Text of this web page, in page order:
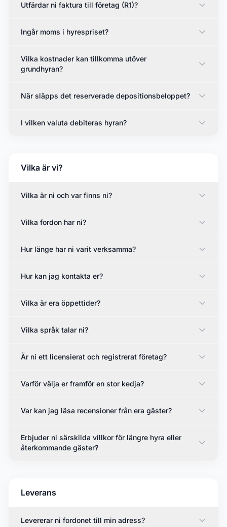
Utfärdar ni faktura till företag (R1)?
Ingår moms i hyrespriset?
Vilka kostnader kan tillkomma utöver
grundhyran?
När släpps det reserverade depositionsbeloppet?
I vilken valuta debiteras hyran?
Vilka är vi?
Vilka är ni och var finns ni?
Vilka fordon har ni?
Hur länge har ni varit verksamma?
Hur kan jag kontakta er?
Vilka är era öppettider?
Vilka språk talar ni?
Är ni ett licensierat och registrerat företag?
Varför välja er framför en stor kedja?
Var kan jag läsa recensioner från era gäster?
Erbjuder ni särskilda villkor för längre hyra eller
återkommande gäster?
Leverans
Levererar ni fordonet till min adress?